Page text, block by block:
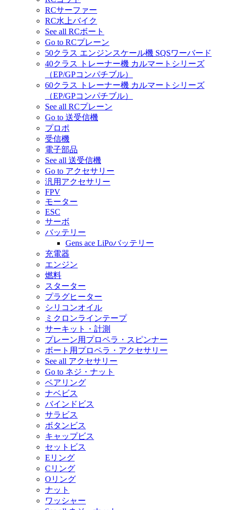
RCサーファー
RC水上バイク
See all RCボート
Go to RCプレーン
50クラス エンジンスケール機 SQSワーバード
40クラス トレーナー機 カルマートシリーズ
（EP/GPコンパチブル）
60クラス トレーナー機 カルマートシリーズ
（EP/GPコンパチブル）
See all RCプレーン
Go to 送受信機
プロポ
受信機
電子部品
See all 送受信機
Go to アクセサリー
汎用アクセサリー
FPV
モーター
ESC
サーボ
バッテリー
Gens ace LiPoバッテリー
充電器
エンジン
燃料
スターター
プラグヒーター
シリコンオイル
ミクロンラインテープ
サーキット・計測
プレーン用プロペラ・スピンナー
ボート用プロペラ・アクセサリー
See all アクセサリー
Go to ネジ・ナット
ベアリング
ナベビス
バインドビス
サラビス
ボタンビス
キャップビス
セットビス
Eリング
Cリング
Oリング
ナット
ワッシャー